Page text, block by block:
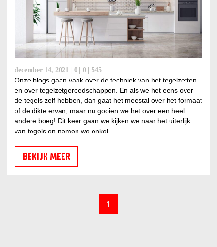
december 14, 2021 0 0 545
Onze blogs gaan vaak over de techniek van het tegelzetten
en over tegelzetgereedschappen. En als we het eens over
de tegels zelf hebben, dan gaat het meestal over het formaat
of de dikte ervan, maar nu gooien we het over een heel
andere boeg! Dit keer gaan we kijken we naar het uiterlijk
van tegels en nemen we enkel...
BEKIJK MEER
1